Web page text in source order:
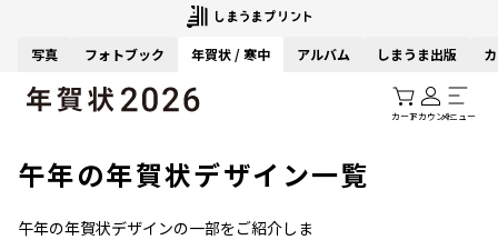
写真 フォトブック 年賀状 / 寒中 アルバム しまうま出版
カートアカウントメニュー
午年の年賀状デザイン一覧
午年の年賀状デザインの一部をご紹介しま